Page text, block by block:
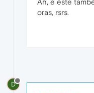
Ah, e este
oras, rsrs.
D